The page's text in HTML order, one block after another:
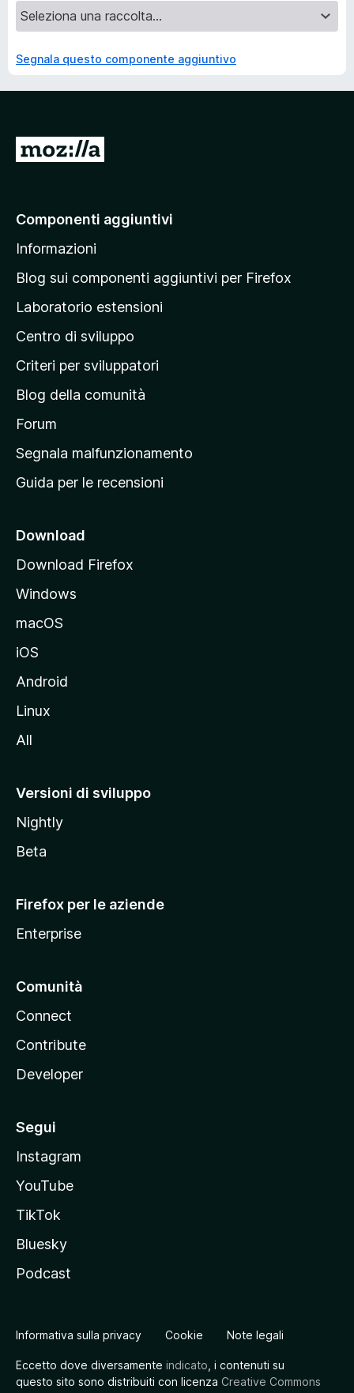
Segnala questo componente aggiuntivo
V
a
l
a
a
g
i
a
p
r
n
i
a
l
e
l
t
M
z
i
a
Componenti aggiuntivi
Informazioni
Blog sui componenti aggiuntivi per Firefox
Laboratorio estensioni
Centro di sviluppo
Criteri per sviluppatori
Blog della comunità
Forum
Segnala malfunzionamento
Guida per le recensioni
Download
Download Firefox
Windows
macOS
iOS
Android
Linux
All
Versioni di sviluppo
Nightly
Beta
Firefox per le aziende
Enterprise
Comunità
Connect
Contribute
Developer
Segui
Instagram
YouTube
TikTok
Bluesky
Podcast
Informativa sulla privacy Cookie Note legali
Eccetto dove diversamente indicato , i contenuti su
questo sito sono distribuiti con licenza Creative Commons